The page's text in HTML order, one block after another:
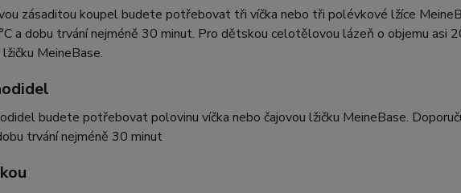
zásaditou koupel budete potřebovat tři víčka nebo tři polévkové lžíce
a dobu trvání nejméně 30 minut. Pro dětskou celotělovou lázeň o objemu asi
MeineBase.
budete potřebovat polovinu víčka nebo čajovou lžičku MeineBase.
trvání nejméně 30 minut